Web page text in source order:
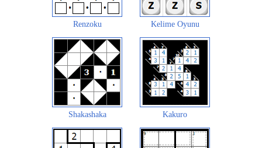
Renzoku Kelime Oyunu
Shakashaka Kakuro